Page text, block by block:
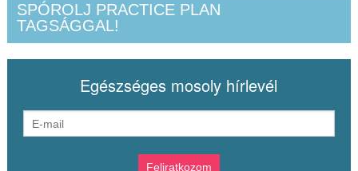
SPÓROLJ PRACTICE PLAN
TAGSÁGGAL!
Egészséges mosoly hírlevél